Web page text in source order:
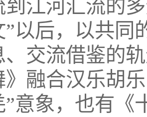
到江河汇流的
”以后，以共同
、交流借鉴的
》融合汉乐胡
”意象，也有《